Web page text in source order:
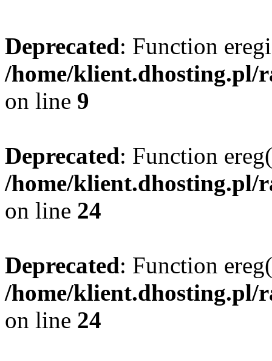
Deprecated: Function
/home/klient.dhosting.pl/
on line 9
Deprecated: Function
/home/klient.dhosting.pl/
on line 24
Deprecated: Function
/home/klient.dhosting.pl/
on line 24